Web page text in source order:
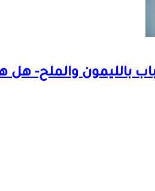
بالليمون والملح- هل